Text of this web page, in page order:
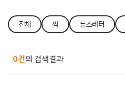
전체 싹 뉴스레터
0건의 검색결과